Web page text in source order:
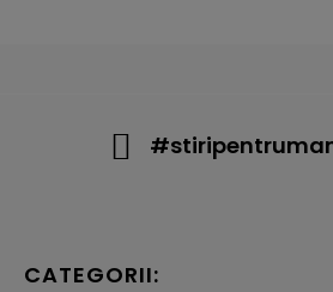
CATEGORII: